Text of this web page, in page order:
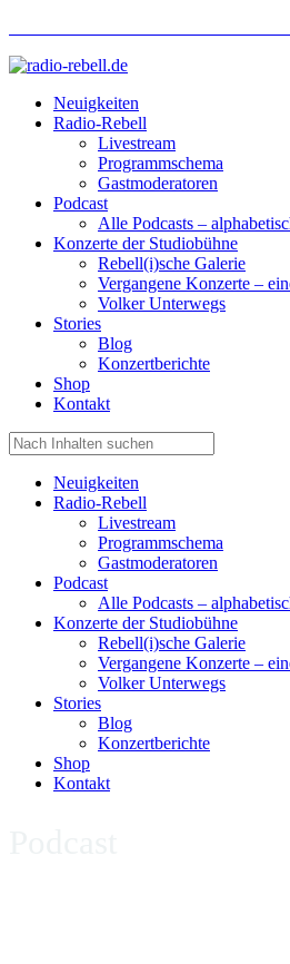
Neuigkeiten
Radio-Rebell
Livestream
Programmschema
Gastmoderatoren
Podcast
Alle Podcasts –
Konzerte der Studiobühne
Rebell(i)sche Galerie
Vergangene Konzerte –
Volker Unterwegs
Stories
Blog
Konzertberichte
Shop
Kontakt
Neuigkeiten
Radio-Rebell
Livestream
Programmschema
Gastmoderatoren
Podcast
Alle Podcasts –
Konzerte der Studiobühne
Rebell(i)sche Galerie
Vergangene Konzerte –
Volker Unterwegs
Stories
Blog
Konzertberichte
Shop
Kontakt